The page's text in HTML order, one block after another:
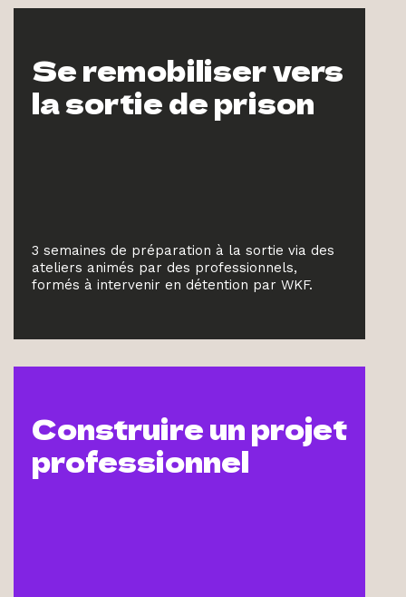
Se remobiliser vers
la sortie de prison
3 semaines de préparation à la sortie via des
ateliers animés par des professionnels,
formés à intervenir en détention par WKF.
Construire un projet
professionnel